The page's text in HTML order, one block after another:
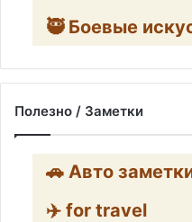
🥷 Боевые
Полезно / Заметки
🚗 Авто
✈️ for travel